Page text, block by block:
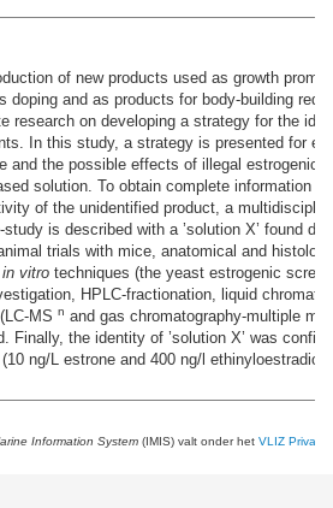
of new products used as growth
doping and as products for body-building
research on developing a strategy for the
In this study, a strategy is presented for
and the possible effects of illegal estrogenic
solution. To obtain complete information
of the unidentified product, a
is described with a ’solution X’ found
trials with mice, anatomical and
in vitro techniques (the yeast estrogenic
HPLC-fractionation, liquid
MS n and gas chromatography-multiple
Finally, the identity of ’solution X’ was
ng/L estrone and 400 ng/l ethinyloestradiol).
Information System (IMIS) valt onder het VLIZ Privacy